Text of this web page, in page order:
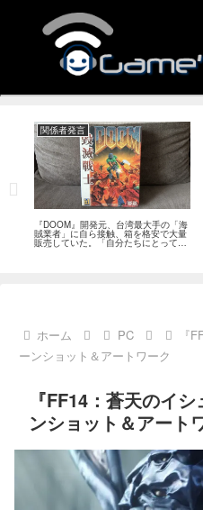
関係者発言
『DOOM』開発元、台湾最大手の「海
賊業者」に自ら接触、箱を格安で大量
販売していた。「自分たちにとっては
流通だった」
ホーム PC
『
ーンショット＆アートワーク
『FF14：蒼天のイ
ンショット＆アート